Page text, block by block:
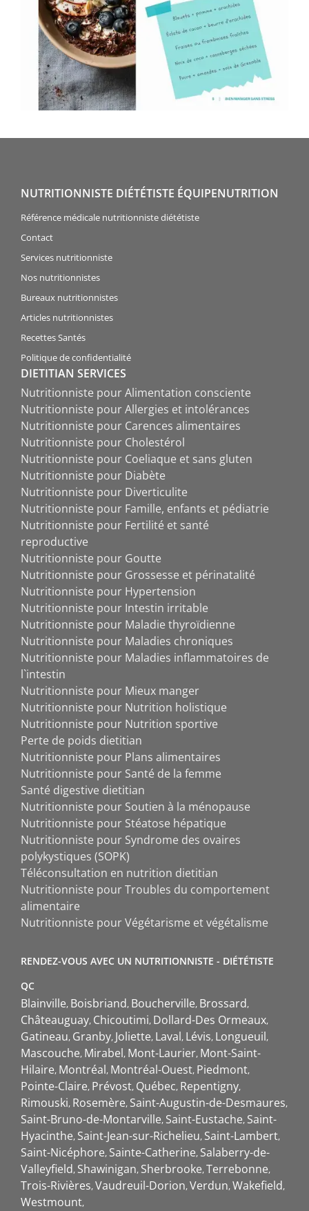
NUTRITIONNISTE DIÉTÉTISTE ÉQUIPENUTRITION
Référence médicale nutritionniste diététiste
Contact
Services nutritionniste
Nos nutritionnistes
Bureaux nutritionnistes
Articles nutritionnistes
Recettes Santés
Politique de confidentialité
DIETITIAN SERVICES
Nutritionniste pour Alimentation consciente
Nutritionniste pour Allergies et intolérances
Nutritionniste pour Carences alimentaires
Nutritionniste pour Cholestérol
Nutritionniste pour Coeliaque et sans gluten
Nutritionniste pour Diabète
Nutritionniste pour Diverticulite
Nutritionniste pour Famille, enfants et pédiatrie
Nutritionniste pour Fertilité et santé
reproductive
Nutritionniste pour Goutte
Nutritionniste pour Grossesse et périnatalité
Nutritionniste pour Hypertension
Nutritionniste pour Intestin irritable
Nutritionniste pour Maladie thyroïdienne
Nutritionniste pour Maladies chroniques
Nutritionniste pour Maladies inflammatoires de
l`intestin
Nutritionniste pour Mieux manger
Nutritionniste pour Nutrition holistique
Nutritionniste pour Nutrition sportive
Perte de poids dietitian
Nutritionniste pour Plans alimentaires
Nutritionniste pour Santé de la femme
Santé digestive dietitian
Nutritionniste pour Soutien à la ménopause
Nutritionniste pour Stéatose hépatique
Nutritionniste pour Syndrome des ovaires
polykystiques (SOPK)
Téléconsultation en nutrition dietitian
Nutritionniste pour Troubles du comportement
alimentaire
Nutritionniste pour Végétarisme et végétalisme
RENDEZ-VOUS AVEC UN NUTRITIONNISTE - DIÉTÉTISTE
QC
Blainville Boisbriand Boucherville Brossard
Châteauguay Chicoutimi Dollard-Des Ormeaux
Gatineau Granby Joliette Laval Lévis Longueuil
Mascouche Mirabel Mont-Laurier Mont-Saint-
Hilaire Montréal Montréal-Ouest Piedmont
Pointe-Claire Prévost Québec Repentigny
Rimouski Rosemère Saint-Augustin-de-Desmaures
Saint-Bruno-de-Montarville Saint-Eustache Saint-
Hyacinthe Saint-Jean-sur-Richelieu Saint-Lambert
Saint-Nicéphore Sainte-Catherine Salaberry-de-
Valleyfield Shawinigan Sherbrooke Terrebonne
Trois-Rivières Vaudreuil-Dorion Verdun Wakefield
Westmount